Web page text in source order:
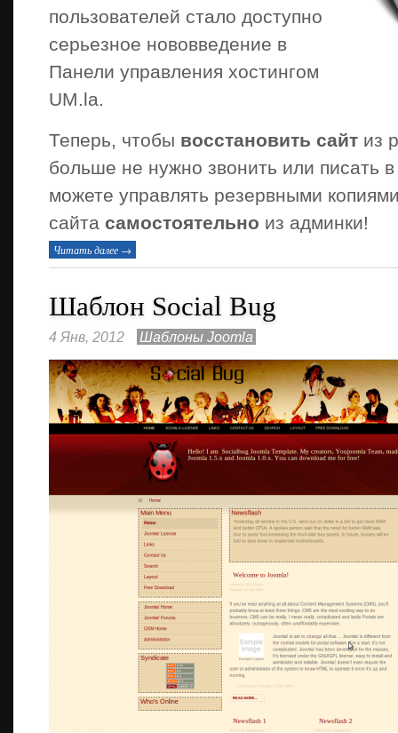
пользователей стало доступно
серьезное нововведение в
Панели управления хостингом
UM.la.
Теперь, чтобы восстановить сайт из
больше не нужно звонить или писать
можете управлять резервными
сайта самостоятельно из админки!
Читать далее →
Шаблон Social Bug
4 Янв, 2012 Шаблоны Joomla